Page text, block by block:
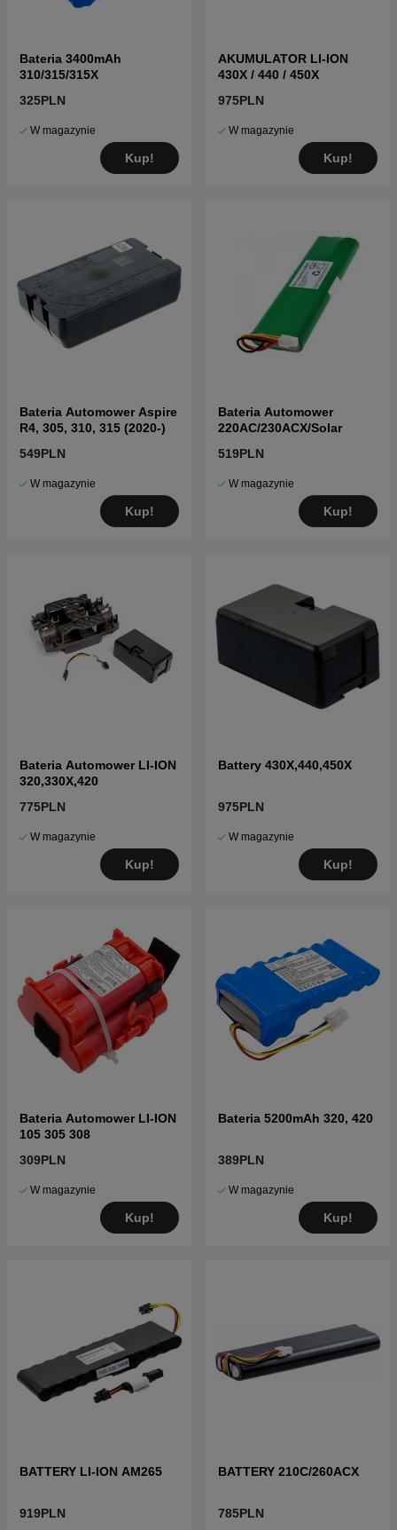
Bateria 3400mAh
310/315/315X
325PLN
W magazynie
Kup!
AKUMULATOR LI-ION
430X / 440 / 450X
975PLN
W magazynie
Kup!
Bateria Automower Aspire
R4, 305, 310, 315 (2020-)
549PLN
W magazynie
Kup!
Bateria Automower
220AC/230ACX/Solar
519PLN
W magazynie
Kup!
Bateria Automower LI-ION
320,330X,420
775PLN
W magazynie
Kup!
Battery 430X,440,450X
975PLN
W magazynie
Kup!
Bateria Automower LI-ION
105 305 308
309PLN
W magazynie
Kup!
Bateria 5200mAh 320, 420
389PLN
W magazynie
Kup!
BATTERY LI-ION AM265
919PLN
BATTERY 210C/260ACX
785PLN